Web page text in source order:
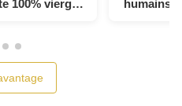
100% vierge
humains